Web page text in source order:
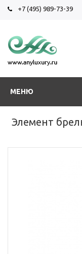
+7 (495) 989-73-39
МЕНЮ
Элемент